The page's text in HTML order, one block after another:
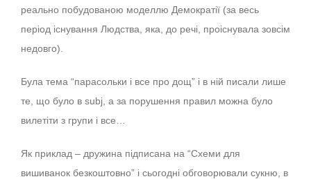
реально побудованою моделлю Демократії (за весь
період існування Людства, яка, до речі, проіснувала зовсім
недовго).
Була тема “парасольки і все про дощ” і в ній писали лише
те, що було в subj, а за порушення правил можна було
вилетіти з групи і все…
Як приклад – дружина підписана на “Схеми для
вишиванок безкоштовно” і сьогодні обговорювали сукню, в